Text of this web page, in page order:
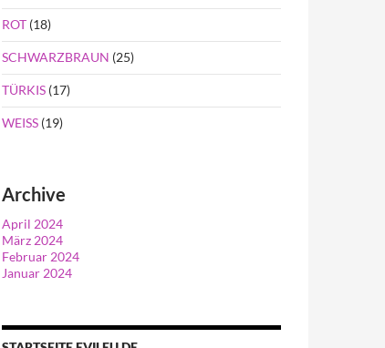
ROT (18)
SCHWARZBRAUN (25)
TÜRKIS (17)
WEISS (19)
Archive
April 2024
März 2024
Februar 2024
Januar 2024